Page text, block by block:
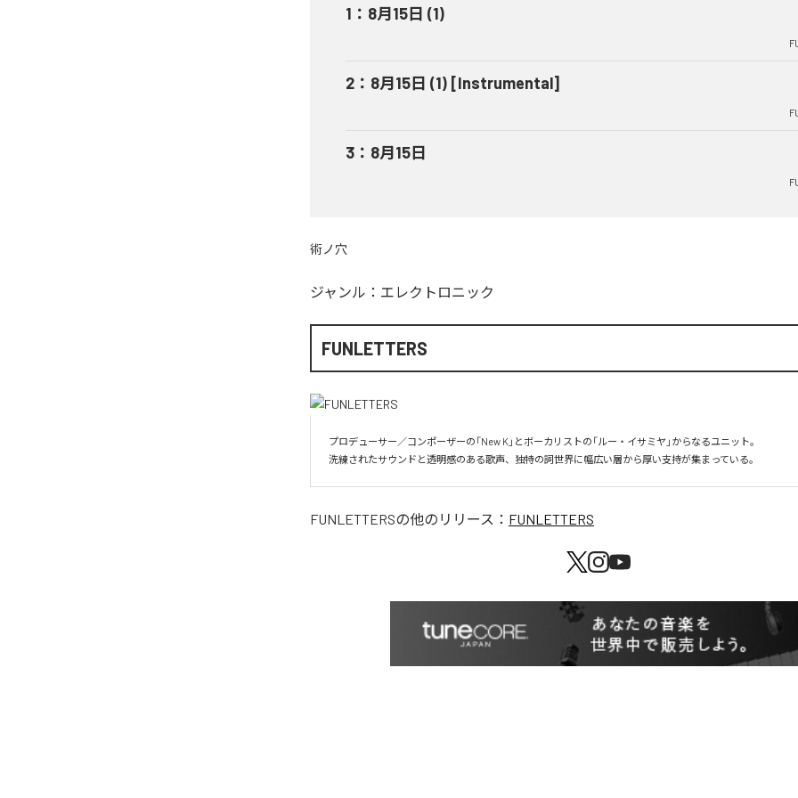
1 ： 8月15日 (1)
2 ： 8月15日 (1) [Instrumental]
3 ： 8月15日
術ノ穴
ジャンル： エレクトロニック
FUNLETTERS
プロデューサー／コンポーザーの「New K」とボーカリストの「ルー・イサミヤ」からなるユニット。
洗練されたサウンドと透明感のある歌声、独特の詞世界に幅広い層から厚い支持が集まっている。
FUNLETTERSの他のリリース： FUNLETTERS